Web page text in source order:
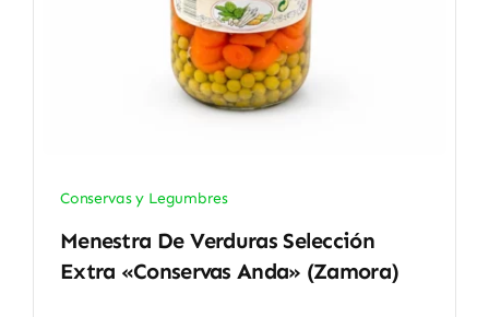
Conservas y Legumbres
Menestra De Verduras Selección
Extra «Conservas Anda» (Zamora)